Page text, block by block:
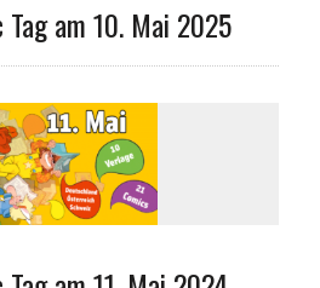
am 10. Mai 2025